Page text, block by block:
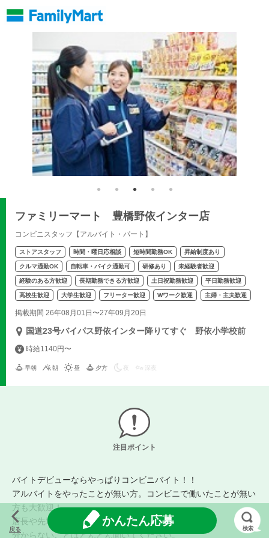
ファミリーマート 豊橋野依インター店
コンビニスタッフ【アルバイト・パート】
ストアスタッフ 時間・曜日応相談 短時間勤務OK 昇給制度あり
クルマ通勤OK 自転車・バイク通勤可 研修あり 未経験者歓迎
経験のある方歓迎 長期勤務できる方歓迎 土日祝勤務歓迎 平日勤務歓迎
高校生歓迎 大学生歓迎 フリーター歓迎 Wワーク歓迎 主婦・主夫歓迎
掲載期間 26年08月01日〜27年09月20日
国道23号バイパス野依インター降りてすぐ 野依小学校前
時給1140円〜
早朝 朝 昼 夕方 夜 深夜
注目ポイント
バイトデビューならやっぱりコンビニバイト！！
アルバイトをやったことが無い方。コンビニで働いたことが無い
方も大歓迎！
店長や先輩スタッフがイチから丁寧に教えます。
分からないことはどんどん聞いてください。
戻る
かんたん応募
検索